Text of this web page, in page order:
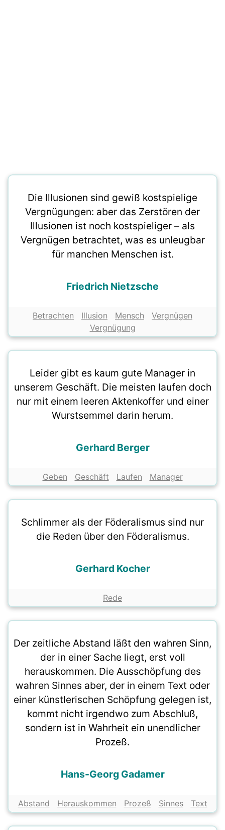
Die Illusionen sind gewiß kostspielige
Vergnügungen: aber das Zerstören der
Illusionen ist noch kostspieliger – als
Vergnügen betrachtet, was es unleugbar
für manchen Menschen ist.
Friedrich Nietzsche
Betrachten Illusion Mensch
Vergnügen
Vergnügung
Leider gibt es kaum gute Manager in
unserem Geschäft. Die meisten laufen doch
nur mit einem leeren Aktenkoffer und einer
Wurstsemmel darin herum.
Gerhard Berger
Geben Geschäft Laufen Manager
Schlimmer als der Föderalismus sind nur
die Reden über den Föderalismus.
Gerhard Kocher
Rede
Der zeitliche Abstand läßt den wahren Sinn,
der in einer Sache liegt, erst voll
herauskommen. Die Ausschöpfung des
wahren Sinnes aber, der in einem Text oder
einer künstlerischen Schöpfung gelegen ist,
kommt nicht irgendwo zum Abschluß,
sondern ist in Wahrheit ein unendlicher
Prozeß.
Hans-Georg Gadamer
Abstand Herauskommen Prozeß Sinnes Text